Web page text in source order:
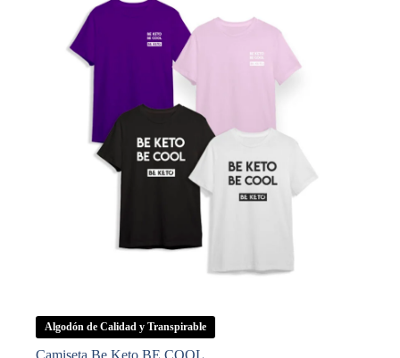
Cardamomo
cantidad
Algodón de Calidad y Transpirable
Camiseta Be Keto BE COOL